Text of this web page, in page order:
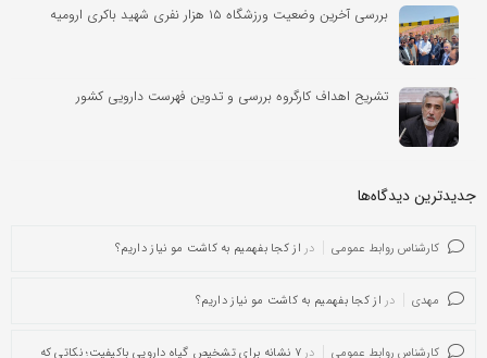
بررسی آخرین وضعیت ورزشگاه ۱۵ هزار نفری شهید باکری ارومیه
تشریح اهداف کارگروه بررسی و تدوین فهرست دارویی کشور
جدیدترین دیدگاه‌‌ها
کارشناس روابط عمومی در از کجا بفهمیم به کاشت مو نیاز داریم؟
مهدی در از کجا بفهمیم به کاشت مو نیاز داریم؟
کارشناس روابط عمومی در ۷ نشانه برای تشخیص گیاه دارویی باکیفیت؛ نکاتی که